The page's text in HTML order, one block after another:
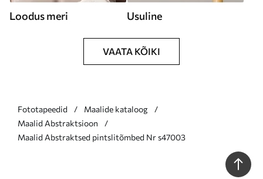
Loodus meri Usuline
VAATA KÕIKI
Fototapeedid
Maalide kataloog
Maalid Abstraktsioon
Maalid Abstraktsed pintslitõmbed Nr s47003